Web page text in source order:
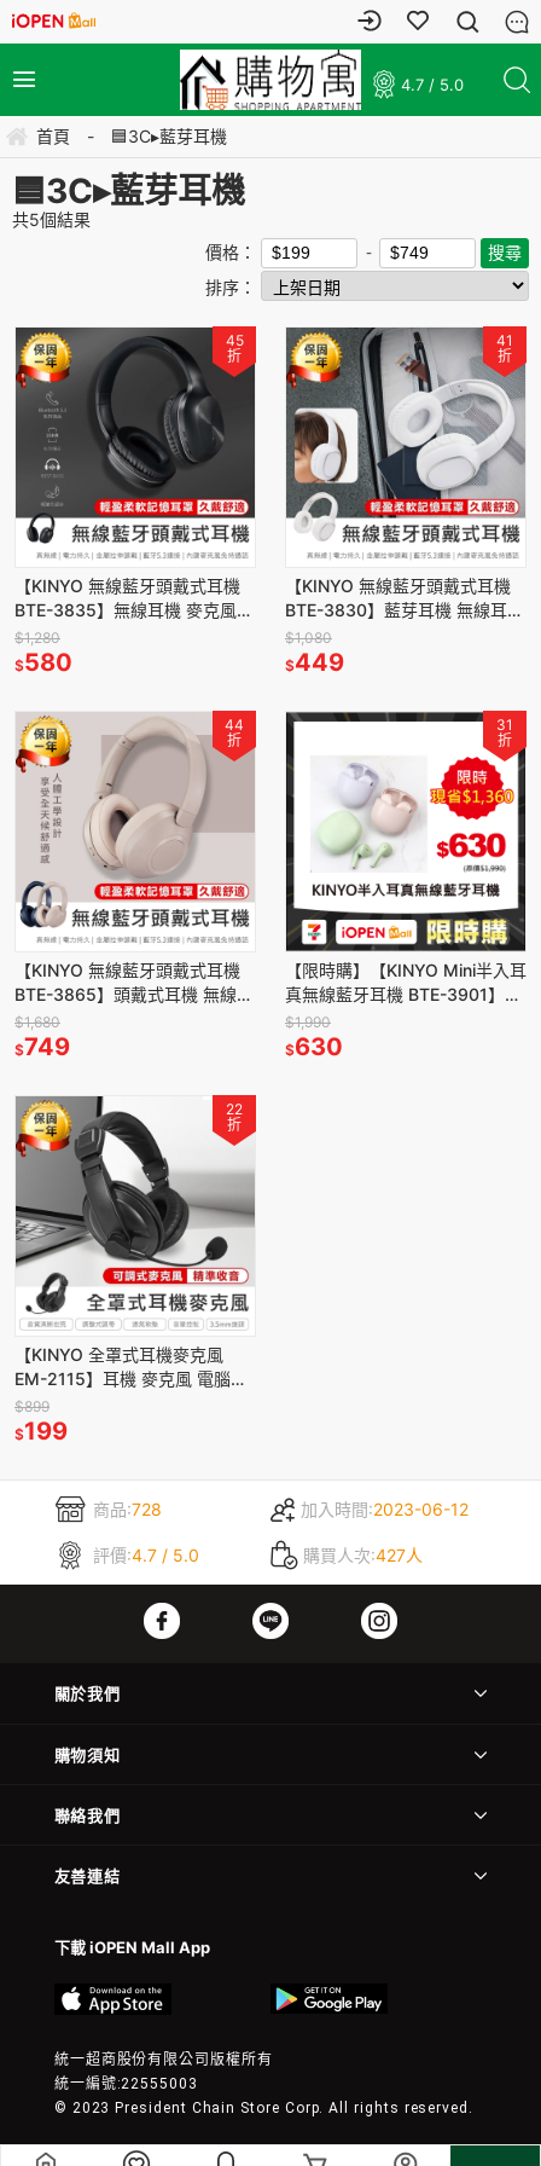
4.7 / 5.0
首頁 - 🟦3C▸藍芽耳機
🟦3C▸藍芽耳機
共5個結果
價格：
排序：
45
折
【KINYO 無線藍牙頭戴式耳機
BTE-3835】無線耳機 麥克風
藍芽耳機 耳罩式耳機 全罩式耳
機
$1,280
$580
41
折
【KINYO 無線藍牙頭戴式耳機
BTE-3830】藍芽耳機 無線耳機
全罩式耳機 耳罩式耳機 可通話
藍芽5.3
$1,080
$449
44
折
【KINYO 無線藍牙頭戴式耳機
BTE-3865】頭戴式耳機 無線耳
機 耳罩式耳機 藍芽耳機 無線藍
芽耳機 內建麥克風
$1,680
$749
31
折
【限時購】【KINYO Mini半入耳
真無線藍牙耳機 BTE-3901】藍
牙耳機 藍芽耳機 無線耳機 半入
耳式耳機
$1,990
$630
22
折
【KINYO 全罩式耳機麥克風
EM-2115】耳機 麥克風 電腦耳
機 電競耳麥 耳罩式耳機 有線耳
機 頭戴式耳機
$899
$199
商品:728 加入時間:2023-06-12
評價:4.7 / 5.0 購買人次:427人
關於我們
購物須知
聯絡我們
友善連結
下載 iOPEN Mall App
統一超商股份有限公司版權所有
統一編號:22555003
© 2023 President Chain Store Corp. All rights reserved.